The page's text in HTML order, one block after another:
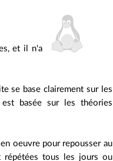
et il n'a
se base clairement sur les
basée sur les théories
oeuvre pour repousser au
répétées tous les jours ou